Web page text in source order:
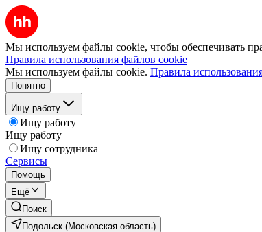
Мы используем файлы cookie, чтобы обеспечивать
Правила использования файлов cookie
Мы используем файлы cookie. Правила
Понятно
Ищу работу
Ищу работу
Ищу работу
Ищу сотрудника
Сервисы
Помощь
Ещё
Поиск
Подольск (Московская область)